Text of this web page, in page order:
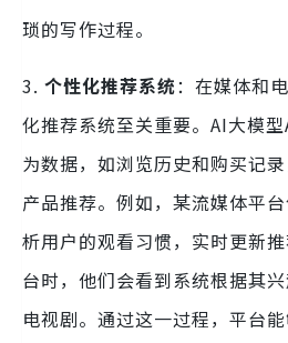
琐的写作过程。
3. 个性化推荐系统：在媒体和
化推荐系统至关重要。AI大模
为数据，如浏览历史和购买记
产品推荐。例如，某流媒体平
析用户的观看习惯，实时更新
台时，他们会看到系统根据其
电视剧。通过这一过程，平台